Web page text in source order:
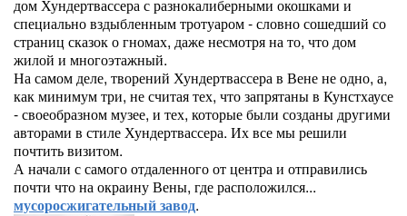
дом Хундертвассера с разнокалиберными окошками и
специально вздыбленным тротуаром - словно сошедший со
страниц сказок о гномах, даже несмотря на то, что дом
жилой и многоэтажный.
На самом деле, творений Хундертвассера в Вене не одно, а,
как минимум три, не считая тех, что запрятаны в Кунстхаусе
- своеобразном музее, и тех, которые были созданы другими
авторами в стиле Хундертвассера. Их все мы решили
почтить визитом.
А начали с самого отдаленного от центра и отправились
почти что на окраину Вены, где расположился...
мусоросжигательный завод.